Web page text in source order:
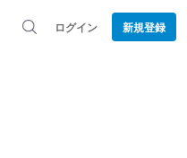
ログイン 新規登録